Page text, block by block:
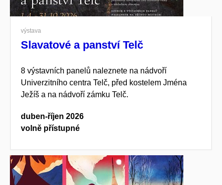
výstava
Slavatové a panství Telč
8 výstavních panelů naleznete na nádvoří
Univerzitního centra Telč, před kostelem Jména
Ježíš a na nádvoří zámku Telč.
duben-říjen 2026
volně přístupné